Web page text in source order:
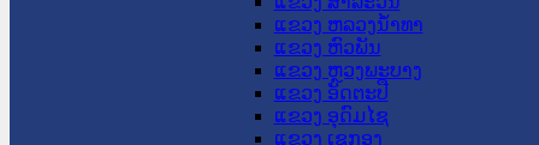
ແຂວງ ຫລວງນໍ້າທາ
ແຂວງ ຫົວພັນ
ແຂວງ ຫຼວງພະບາງ
ແຂວງ ອັດຕະປື
ແຂວງ ອຸດົມໄຊ
ແຂວງ ເຊກອງ